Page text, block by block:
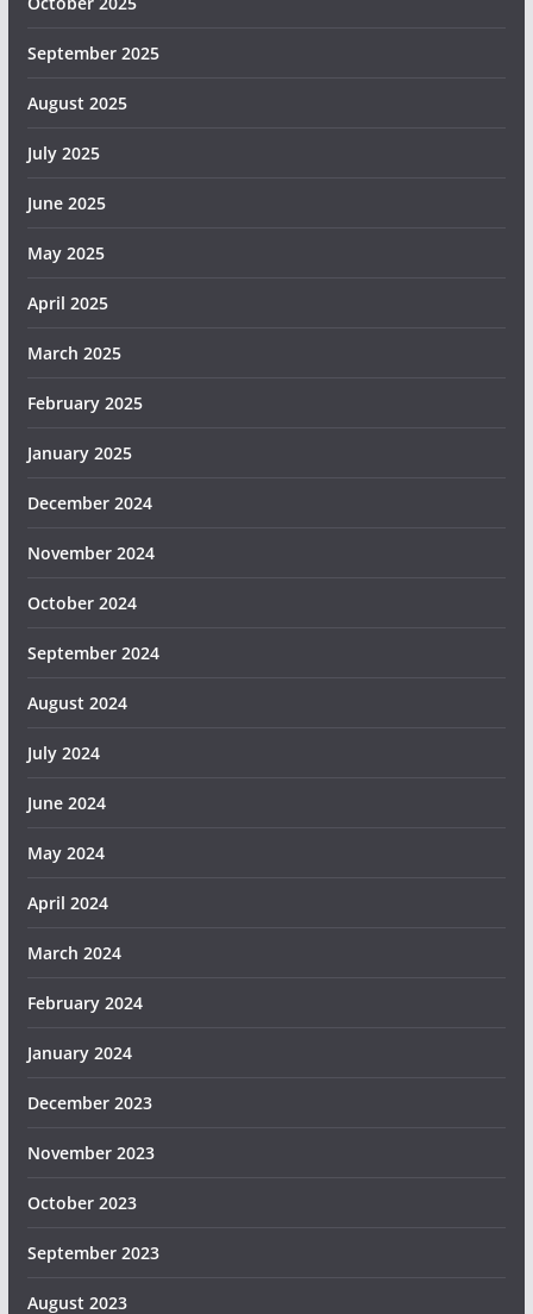
September 2025
August 2025
July 2025
June 2025
May 2025
April 2025
March 2025
February 2025
January 2025
December 2024
November 2024
October 2024
September 2024
August 2024
July 2024
June 2024
May 2024
April 2024
March 2024
February 2024
January 2024
December 2023
November 2023
October 2023
September 2023
August 2023